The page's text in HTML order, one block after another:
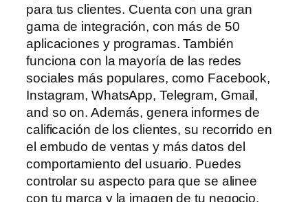
para tus clientes. Cuenta con una gran
gama de integración, con más de 50
aplicaciones y programas. También
funciona con la mayoría de las redes
sociales más populares, como Facebook,
Instagram, WhatsApp, Telegram, Gmail,
and so on. Además, genera informes de
calificación de los clientes, su recorrido en
el embudo de ventas y más datos del
comportamiento del usuario. Puedes
controlar su aspecto para que se alinee
con tu marca y la imagen de tu negocio.